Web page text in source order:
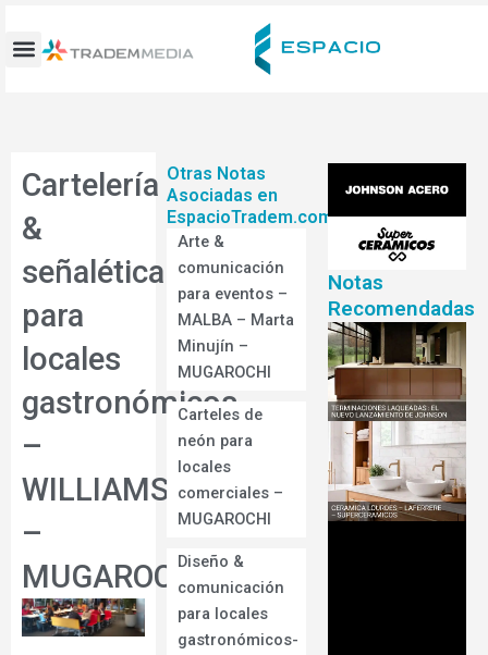
contenido
Cartelería
&
señalética
para
locales
gastronómicos
–
WILLIAMSBURG
–
MUGAROCHI
Otras Notas
Asociadas en
EspacioTradem.com
Arte &
comunicación
para eventos –
MALBA – Marta
Minujín –
MUGAROCHI
Carteles de
neón para
locales
comerciales –
MUGAROCHI
Diseño &
comunicación
para locales
gastronómicos-
Notas
Recomendadas